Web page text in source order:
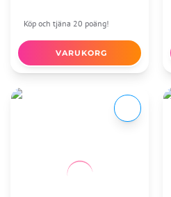
Köp och tjäna 20 poäng!
VARUKORG